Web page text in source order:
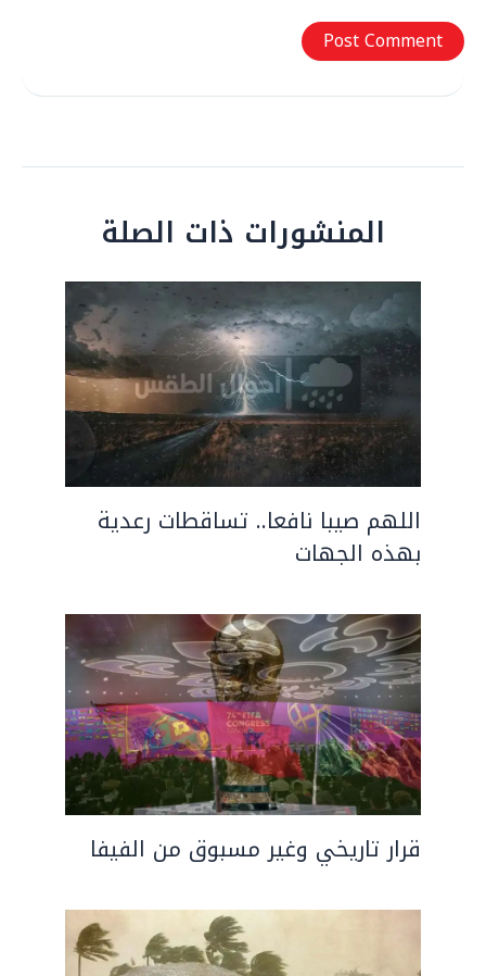
المنشورات ذات الصلة
اللهم صيبا نافعا.. تساقطات رعدية
بهذه الجهات
قرار تاريخي وغير مسبوق من الفيفا